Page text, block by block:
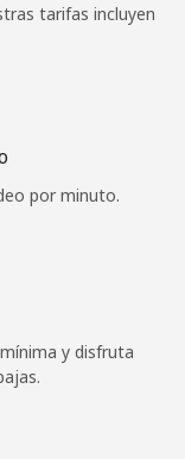
tarifas incluyen
por minuto.
y disfruta